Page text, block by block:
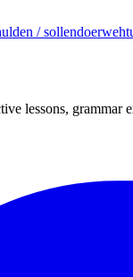
/ sollendoer
lessons, grammar